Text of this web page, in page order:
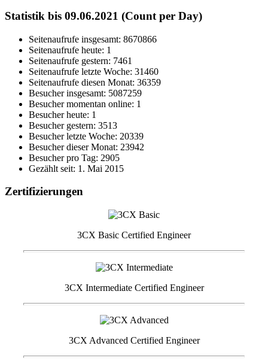
Statistik bis 09.06.2021 (Count per Day)
Seitenaufrufe insgesamt: 8670866
Seitenaufrufe heute: 1
Seitenaufrufe gestern: 7461
Seitenaufrufe letzte Woche: 31460
Seitenaufrufe diesen Monat: 36359
Besucher insgesamt: 5087259
Besucher momentan online: 1
Besucher heute: 1
Besucher gestern: 3513
Besucher letzte Woche: 20339
Besucher dieser Monat: 23942
Besucher pro Tag: 2905
Gezählt seit: 1. Mai 2015
Zertifizierungen
3CX Basic Certified Engineer
3CX Intermediate Certified Engineer
3CX Advanced Certified Engineer